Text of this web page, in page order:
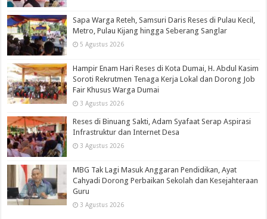
Sapa Warga Reteh, Samsuri Daris Reses di Pulau Kecil,
Metro, Pulau Kijang hingga Seberang Sanglar
5 Agustus 2026
Hampir Enam Hari Reses di Kota Dumai, H. Abdul Kasim
Soroti Rekrutmen Tenaga Kerja Lokal dan Dorong Job
Fair Khusus Warga Dumai
3 Agustus 2026
Reses di Binuang Sakti, Adam Syafaat Serap Aspirasi
Infrastruktur dan Internet Desa
3 Agustus 2026
MBG Tak Lagi Masuk Anggaran Pendidikan, Ayat
Cahyadi Dorong Perbaikan Sekolah dan Kesejahteraan
Guru
3 Agustus 2026